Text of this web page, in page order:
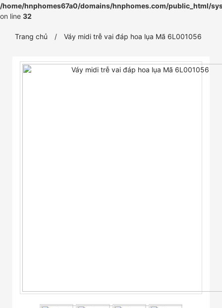
/home/hnphomes67a0/domains/hnphomes.com/public_html/
on line 32
Trang chủ Váy midi trễ vai đáp hoa lụa Mã 6L001056